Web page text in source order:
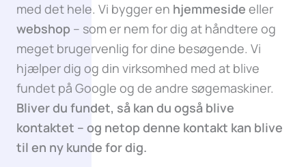
med det hele. Vi bygger en hjemmeside eller
webshop – som er nem for dig at håndtere og
meget brugervenlig for dine besøgende. Vi
hjælper dig og din virksomhed med at blive
fundet på Google og de andre søgemaskiner.
Bliver du fundet, så kan du også blive
kontaktet – og netop denne kontakt kan blive
til en ny kunde for dig.